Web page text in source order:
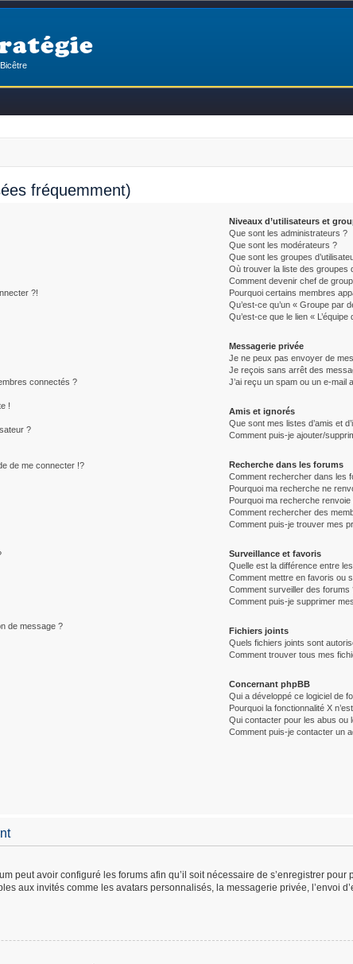
fréquemment)
?!
connectés ?
!
?
de me connecter !?
de message ?
Niveaux d’utilisateurs et
Que sont les administrateurs ?
Que sont les modérateurs ?
Que sont les groupes
Où trouver la liste des groupes
Comment devenir chef de
Pourquoi certains membres
Qu’est-ce qu’un « Groupe par
Qu’est-ce que le lien « L’équipe
Messagerie privée
Je ne peux pas envoyer de
Je reçois sans arrêt des
J’ai reçu un spam ou un e-mail
Amis et ignorés
Que sont mes listes d’amis et
Comment puis-je ajouter/
Recherche dans les forums
Comment rechercher dans les
Pourquoi ma recherche ne
Pourquoi ma recherche renvoie
Comment rechercher des
Comment puis-je trouver mes
Surveillance et favoris
Quelle est la différence entre
Comment mettre en favoris ou
Comment surveiller des forums
Comment puis-je supprimer
Fichiers joints
Quels fichiers joints sont
Comment trouver tous mes
Concernant phpBB
Qui a développé ce logiciel de
Pourquoi la fonctionnalité X
Qui contacter pour les abus ou
Comment puis-je contacter un
peut avoir configuré les forums afin qu’il soit nécessaire de s’enregistrer
aux invités comme les avatars personnalisés, la messagerie privée, l’envoi